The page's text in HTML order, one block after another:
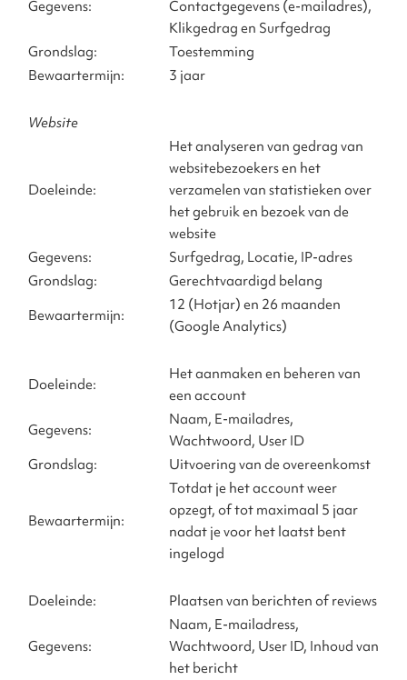
Gegevens:
Contactgegevens (e-mailadres),
Klikgedrag en Surfgedrag
Grondslag:
Toestemming
Bewaartermijn:
3 jaar
Website
Doeleinde:
Het analyseren van gedrag van
websitebezoekers en het
verzamelen van statistieken over
het gebruik en bezoek van de
website
Gegevens:
Surfgedrag, Locatie, IP-adres
Grondslag:
Gerechtvaardigd belang
Bewaartermijn:
12 (Hotjar) en 26 maanden
(Google Analytics)
Doeleinde:
Het aanmaken en beheren van
een account
Gegevens:
Naam, E-mailadres,
Wachtwoord, User ID
Grondslag:
Uitvoering van de overeenkomst
Bewaartermijn:
Totdat je het account weer
opzegt, of tot maximaal 5 jaar
nadat je voor het laatst bent
ingelogd
Doeleinde: Plaatsen van berichten of reviews
Gegevens:
Naam, E-mailadress,
Wachtwoord, User ID, Inhoud van
het bericht